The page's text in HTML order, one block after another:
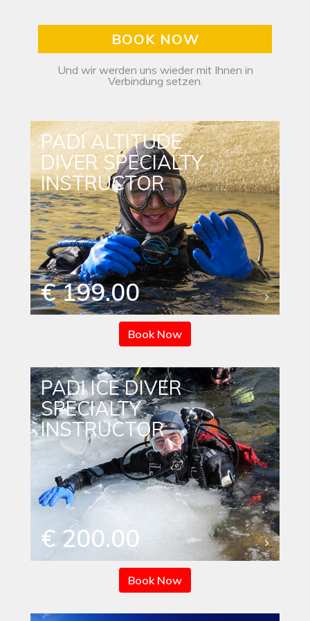
BOOK NOW
Und wir werden uns wieder mit Ihnen in
Verbindung setzen.
PADI ALTITUDE
DIVER SPECIALTY
INSTRUCTOR
€ 199.00
Book Now
PADI ICE DIVER
SPECIALTY
INSTRUCTOR
€ 200.00
Book Now